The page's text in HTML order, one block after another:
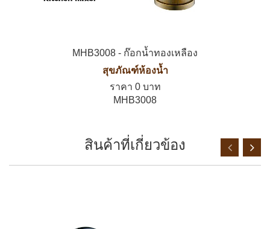
MHB3008 - ก๊อกน้ำทองเหลือง
สุขภัณฑ์ห้องน้ำ
ราคา 0 บาท
MHB3008
สินค้าที่เกี่ยวข้อง